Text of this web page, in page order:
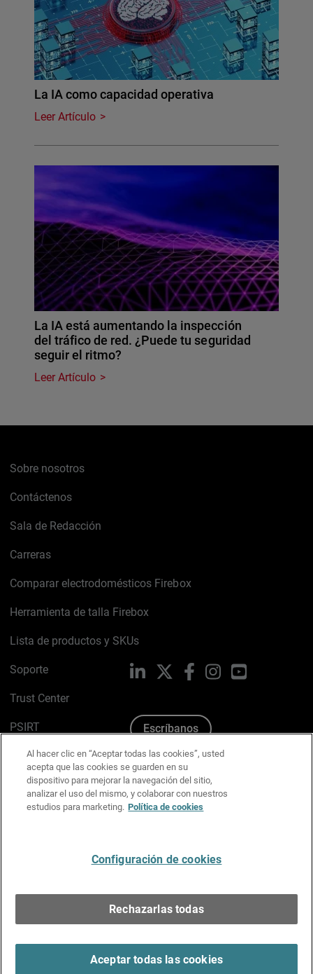
La IA como capacidad operativa
Leer Artículo
La IA está aumentando la inspección
del tráfico de red. ¿Puede tu seguridad
seguir el ritmo?
Leer Artículo
Sobre nosotros
Contáctenos
Sala de Redacción
Carreras
Comparar electrodomésticos Firebox
Herramienta de talla Firebox
Lista de productos y SKUs
Soporte
Trust Center
PSIRT
Política de cookies
Política de privacidad
Kit de medios y marca
LinkedIn FacebookInstagramYouTube
Escríbanos
Al hacer clic en “Aceptar todas las cookies”, usted
acepta que las cookies se guarden en su
dispositivo para mejorar la navegación del sitio,
analizar el uso del mismo, y colaborar con nuestros
estudios para marketing. Política de cookies
Configuración de cookies
Rechazarlas todas
Aceptar todas las cookies